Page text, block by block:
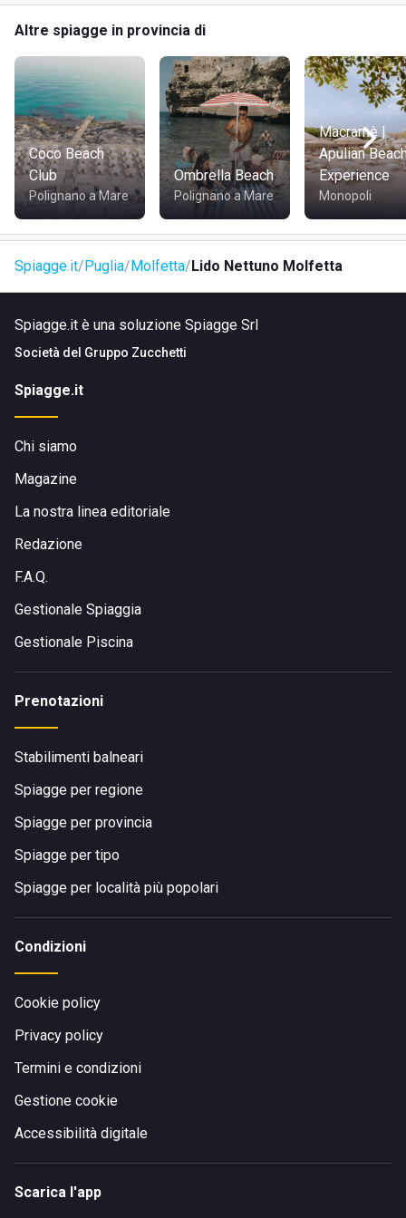
Altre spiagge in provincia di
Coco Beach
Club
Polignano a Mare
Ombrella Beach
Polignano a Mare
Macramè |
Apulian
Experience
Monopoli
Spiagge.it Puglia Molfetta Lido Nettuno Molfetta
Spiagge.it è una soluzione Spiagge Srl
Società del Gruppo Zucchetti
Spiagge.it
Chi siamo
Magazine
La nostra linea editoriale
Redazione
F.A.Q.
Gestionale Spiaggia
Gestionale Piscina
Prenotazioni
Stabilimenti balneari
Spiagge per regione
Spiagge per provincia
Spiagge per tipo
Spiagge per località più popolari
Condizioni
Cookie policy
Privacy policy
Termini e condizioni
Gestione cookie
Accessibilità digitale
Scarica l'app